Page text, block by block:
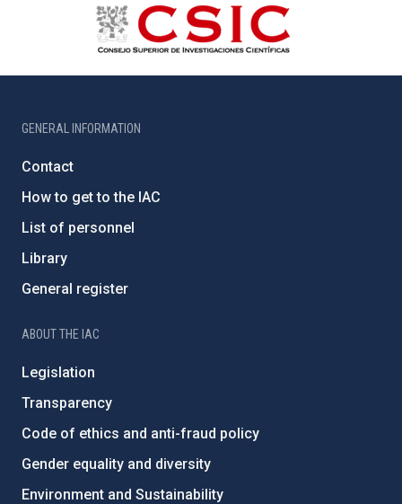
GENERAL INFORMATION
Contact
How to get to the IAC
List of personnel
Library
General register
ABOUT THE IAC
Legislation
Transparency
Code of ethics and anti-fraud policy
Gender equality and diversity
Environment and Sustainability